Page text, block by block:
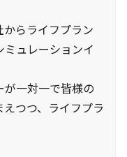
らライフプラン
ュレーションイ
一対一で皆様の
つつ、ライフプラ